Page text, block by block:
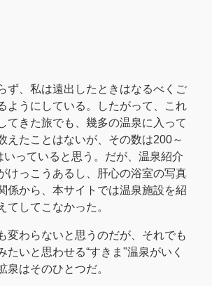
ず、私は遠出したときはなるべくご
ようにしている。したがって、これ
てきた旅でも、幾多の温泉に入って
えたことはないが、その数は200～
いっていると思う。だが、温泉紹介
けっこうあるし、肝心の浴室の写真
係から、本サイトでは温泉施設を紹
てしてこなかった。
変わらないと思うのだが、それでも
たいと思わせる“すきま"温泉がいく
泉はそのひとつだ。